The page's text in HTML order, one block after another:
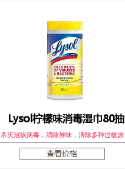
Lysol柠檬味消毒湿巾80抽
杀灭冠状病毒，消除异味，清除多种过敏原
查看价格